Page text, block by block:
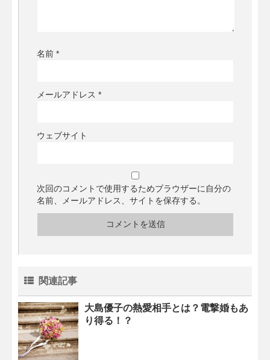
名前 *
メールアドレス *
ウェブサイト
次回のコメントで使用するためブラウザーに自分の
名前、メールアドレス、サイトを保存する。
関連記事
大島優子の熱愛相手とは？電撃婚もあ
り得る！？